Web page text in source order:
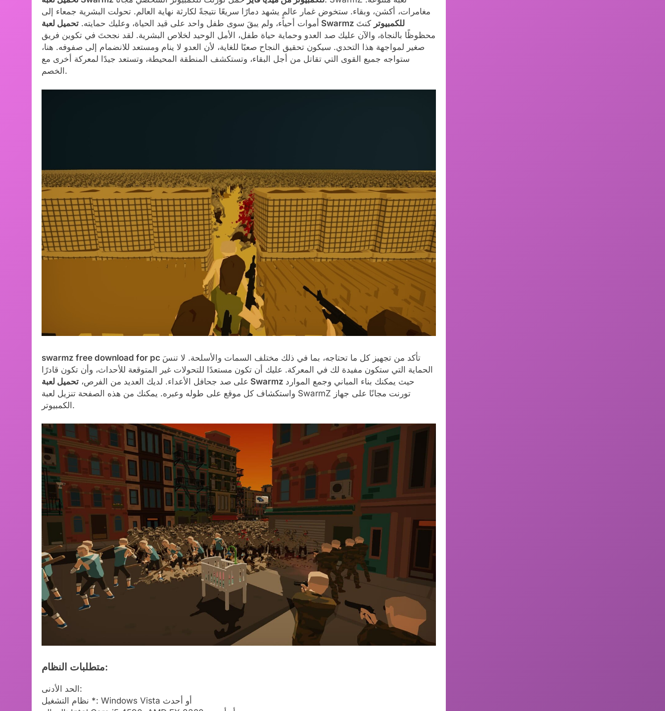
مغامرات، أكشن، وبقاء. ستخوض غمار عالمٍ يشهد دمارًا سريعًا نتيجةً لكارثة نهاية العالم. تحولت البشرية جمعاء إلى
أموات أحياء، ولم يبقَ سوى طفل واحد على قيد الحياة، وعليك حمايته.
تحميل لعبة Swarmz للكمبيوتر كنتَ
محظوظًا بالنجاة، والآن عليك صد العدو وحماية حياة طفل، الأمل الوحيد لخلاص البشرية. لقد نجحتَ في تكوين فريق
صغير لمواجهة هذا التحدي. سيكون تحقيق النجاح صعبًا للغاية، لأن العدو لا ينام ومستعد للانضمام إلى صفوفه. هنا،
ستواجه جميع القوى التي تقاتل من أجل البقاء، وتستكشف المنطقة المحيطة، وتستعد جيدًا لمعركة أخرى مع
الخصم.
swarmz free download for pc تأكد من تجهيز كل ما تحتاجه، بما في ذلك مختلف السمات والأسلحة. لا تنسَ
الحماية التي ستكون مفيدة لك في المعركة. عليك أن تكون مستعدًا للتحولات غير المتوقعة للأحداث، وأن تكون قادرًا
على صد جحافل الأعداء. لديك العديد من الفرص، تحميل لعبة Swarmz حيث يمكنك بناء المباني وجمع الموارد
واستكشاف كل موقع على طوله وعبره. يمكنك من هذه الصفحة تنزيل لعبة SwarmZ تورنت مجانًا على جهاز
الكمبيوتر.
متطلبات النظام:
الحد الأدنى:
نظام التشغيل *: Windows Vista أو أحدث